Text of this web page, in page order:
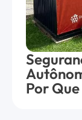
Por